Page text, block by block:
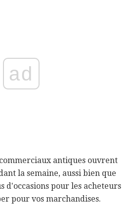
ad
antiques ouvrent
la semaine, aussi bien que
d'occasions pour les acheteurs
pour vos marchandises.